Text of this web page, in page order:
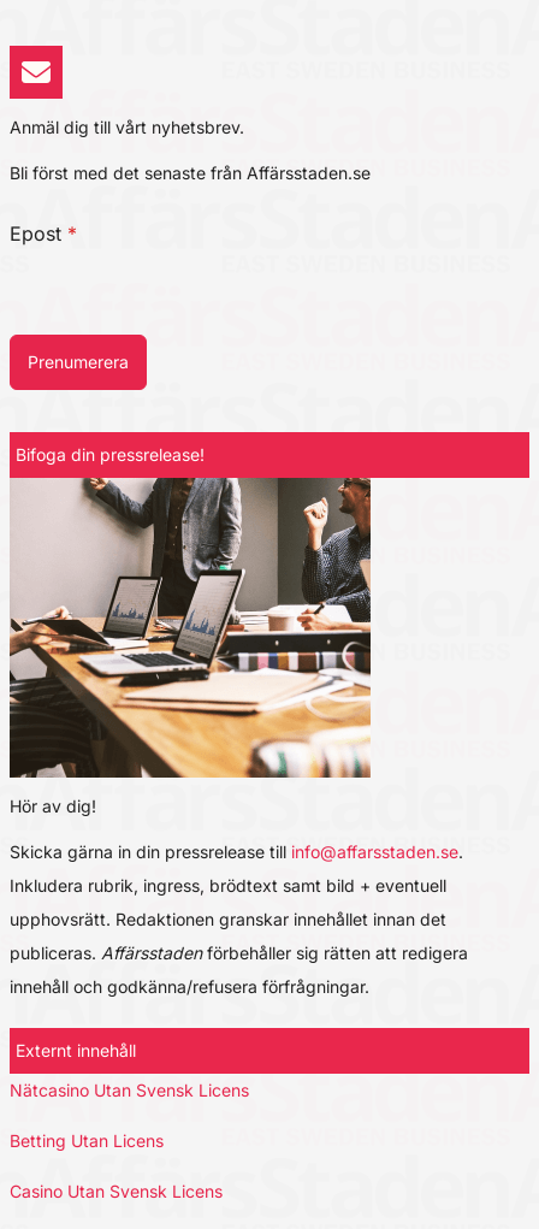
Anmäl dig till vårt nyhetsbrev.
Bli först med det senaste från Affärsstaden.se
Epost *
Prenumerera
Bifoga din pressrelease!
Hör av dig!
Skicka gärna in din pressrelease till info@affarsstaden.se.
Inkludera rubrik, ingress, brödtext samt bild + eventuell
upphovsrätt. Redaktionen granskar innehållet innan det
publiceras. Affärsstadenförbehåller sig rätten att redigera
innehåll och godkänna/refusera förfrågningar.
Externt innehåll
Nätcasino Utan Svensk Licens
Betting Utan Licens
Casino Utan Svensk Licens